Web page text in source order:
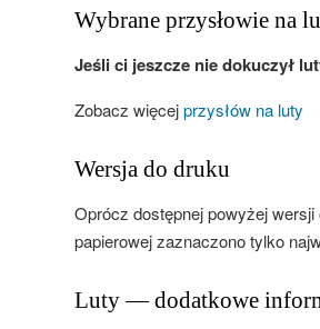
Wybrane przysłowie na
Jeśli ci jeszcze nie dokuczył
Zobacz więcejprzysłów na luty
Wersja do druku
Oprócz dostępnej powyżej
papierowej zaznaczono tylko
Luty — dodatkowe